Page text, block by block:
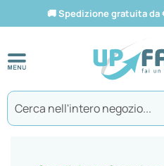
🚚Spedizione gratuita